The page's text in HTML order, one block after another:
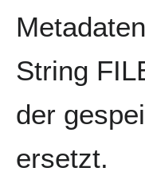
String
der
ersetzt.